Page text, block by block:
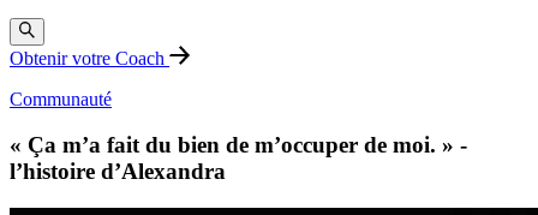
Obtenir votre Coach
Communauté
« Ça m’a fait du bien de m’occuper de moi. » -
l’histoire d’Alexandra